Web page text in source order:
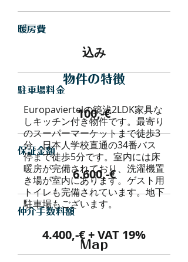
暖房費
込み
駐車場料金
100,-€
保証金額
6.600,-€
仲介手数料額
4.400,-€ + VAT 19%
物件の特徴
Europaviertelの築浅2LDK家具な
しキッチン付き物件です。最寄り
のスーパーマーケットまで徒歩3
分、日本人学校直通の34番バス
停まで徒歩5分です。室内には床
暖房が完備されており、洗濯機置
き場が室内にあります。ゲスト用
トイレも完備されています。地下
駐車場もございます。
Map